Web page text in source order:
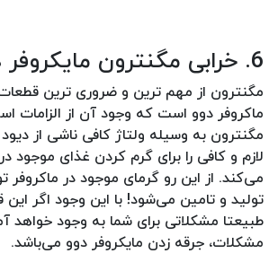
6. خرابی مگنترون مایکروفر دوو
مگنترون از مهم ترین و ضروری ترین
ماکروفر دوو است که وجود آن از الزامات
مگنترون به وسیله ولتاژ کافی ناشی از
لازم و کافی را برای گرم کردن غذای موجود در
می‌کند. از این رو گرمای موجود در
تولید و تامین می‌شود! با این وجود اگر
طبیعتا مشکلاتی برای شما به وجود خواهد
مشکلات، جرقه زدن مایکروفر دوو می‌باشد.